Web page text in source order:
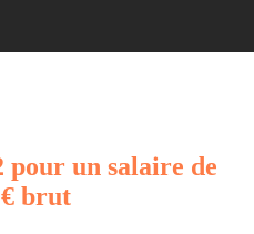
pour un salaire de
brut